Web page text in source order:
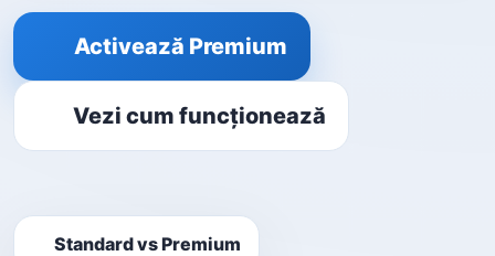
Activează Premium
Vezi cum funcționează
Standard vs Premium